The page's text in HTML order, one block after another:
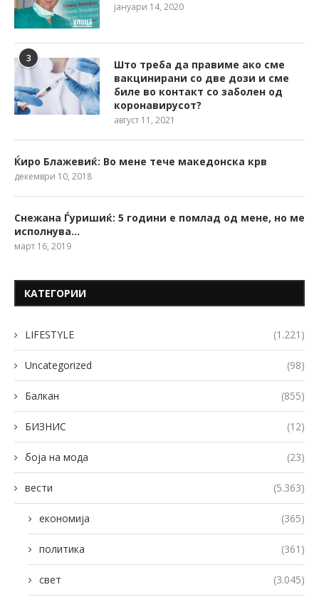
јануари 14, 2020
3
Што треба да правиме ако сме
вакцинирани со две дози и сме
биле во контакт со заболен од
коронавирусот?
август 11, 2021
Ќиро Блажевиќ: Во мене тече македонска крв
декември 10, 2018
Снежана Ѓуришиќ: 5 години е помлад од мене, но ме
исполнува…
март 16, 2019
КАТЕГОРИИ
LIFESTYLE (1.221)
Uncategorized (98)
Балкан (855)
БИЗНИС (12)
боја на мода (23)
вести (5.363)
економија (365)
политика (361)
свет (3.045)